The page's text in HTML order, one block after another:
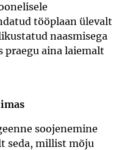
tööplaan ülevalt
naasmisega
praegu aina laiemalt
soojenemine
seda, millist mõju